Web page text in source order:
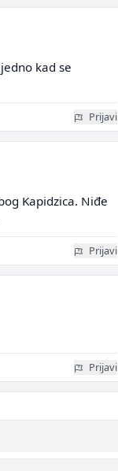
kad se
Prijavi
Kapidzica. Niđe
Prijavi
Prijavi